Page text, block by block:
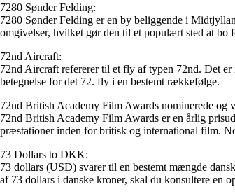
7280 Sønder Felding:
7280 Sønder Felding er en by beliggende i
omgivelser, hvilket gør den til et populært sted at bo
72nd Aircraft:
72nd Aircraft refererer til et fly af typen 72nd. Det
betegnelse for det 72. fly i en bestemt rækkefølge.
72nd British Academy Film Awards nominerede og
72nd British Academy Film Awards er en årlig
præstationer inden for britisk og international film.
73 Dollars to DKK:
73 dollars (USD) svarer til en bestemt mængde
af 73 dollars i danske kroner, skal du konsultere en